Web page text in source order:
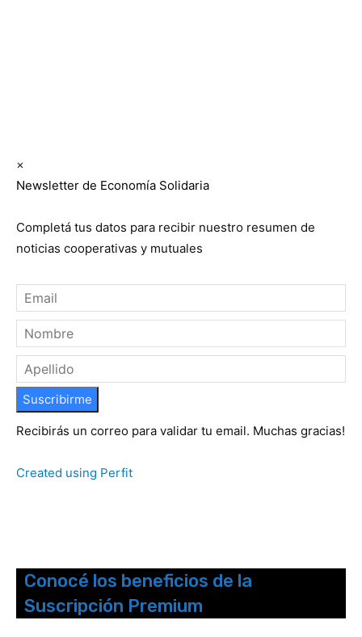
×
Newsletter de Economía Solidaria
Completá tus datos para recibir nuestro resumen de
noticias cooperativas y mutuales
Suscribirme
Recibirás un correo para validar tu email. Muchas gracias!
Created using Perfit
Conocé los beneficios de la
Suscripción Premium